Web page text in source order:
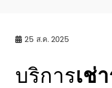
25 ส.ค. 2025
บริการเช่